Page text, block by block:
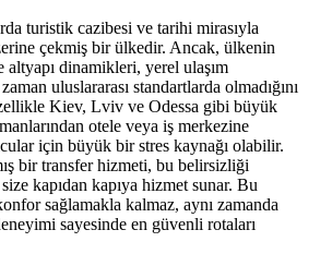
turistik cazibesi ve tarihi mirasıyla
çekmiş bir ülkedir. Ancak, ülkenin
dinamikleri, yerel ulaşım
uluslararası standartlarda olmadığını
Kiev, Lviv ve Odessa gibi büyük
otele veya iş merkezine
için büyük bir stres kaynağı olabilir.
bir transfer hizmeti, bu belirsizliği
kapıdan kapıya hizmet sunar. Bu
sağlamakla kalmaz, aynı zamanda
sayesinde en güvenli rotaları